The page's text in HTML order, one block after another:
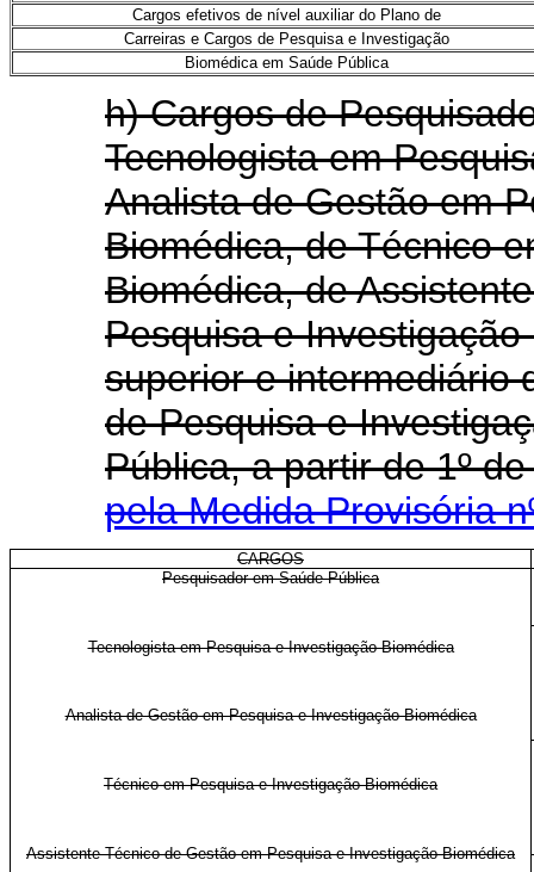
Cargos efetivos de nível auxiliar do Plano de
Carreiras e Cargos de Pesquisa e Investigação
Biomédica em Saúde Pública
h) Cargos de
Tecnologista em
Analista de Gestão em
Biomédica, de Técnico
Biomédica, de
Pesquisa e
superior e intermediário
de Pesquisa e
Pública, a partir de 1º
pela Medida Provisória
CARGOS
Pesquisador em Saúde Pública
Tecnologista em Pesquisa e Investigação Biomédica
Analista de Gestão em Pesquisa e Investigação Biomédica
Técnico em Pesquisa e Investigação Biomédica
Assistente Técnico de Gestão em Pesquisa e Investigação Biomédica